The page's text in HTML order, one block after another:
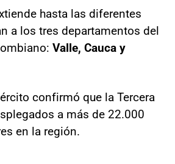
hasta las diferentes
a los tres departamentos del
Valle, Cauca y
confirmó que la Tercera
a más de 22.000
en la región.